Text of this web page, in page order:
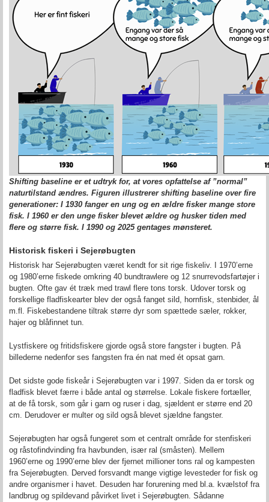
Shifting baseline er et udtryk for, at vores opfattelse af ”normal”
naturtilstand ændres. Figuren illustrerer shifting baseline over fire
generationer: I 1930 fanger en ung og en ældre fisker mange store
fisk. I 1960 er den unge fisker blevet ældre og husker tiden med
flere og større fisk. I 1990 og 2025 gentages mønsteret.
Historisk fiskeri i Sejerøbugten
Historisk har Sejerøbugten været kendt for sit rige fiskeliv. I 1970’erne
og 1980’erne fiskede omkring 40 bundtrawlere og 12 snurrevodsfartøjer i
bugten. Ofte gav ét træk med trawl flere tons torsk. Udover torsk og
forskellige fladfiskearter blev der også fanget sild, hornfisk, stenbider, ål
m.fl. Fiskebestandene tiltrak større dyr som spættede sæler, rokker,
hajer og blåfinnet tun.
Lystfiskere og fritidsfiskere gjorde også store fangster i bugten. På
billederne nedenfor ses fangsten fra én nat med ét opsat garn.
Det sidste gode fiskeår i Sejerøbugten var i 1997. Siden da er torsk og
fladfisk blevet færre i både antal og størrelse. Lokale fiskere fortæller,
at de få torsk, som går i garn og ruser i dag, sjældent er større end 20
cm. Derudover er multer og sild også blevet sjældne fangster.
Sejerøbugten har også fungeret som et centralt område for stenfiskeri
og råstofindvinding fra havbunden, især ral (småsten). Mellem
1960’erne og 1990’erne blev der fjernet millioner tons ral og kampesten
fra Sejerøbugten. Derved forsvandt mange vigtige levesteder for fisk og
andre organismer i havet. Desuden har forurening med bl.a. kvælstof fra
landbrug og spildevand påvirket livet i Sejerøbugten. Sådanne